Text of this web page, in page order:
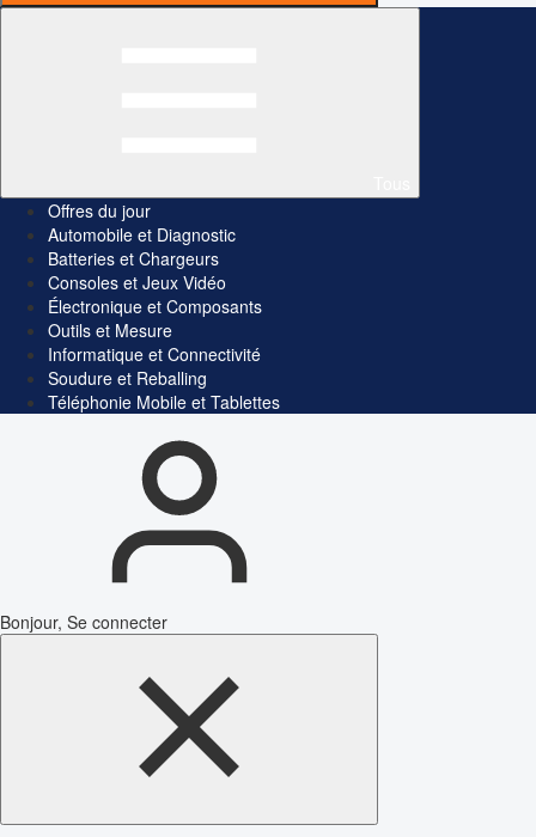
Offres du jour
Automobile et Diagnostic
Batteries et Chargeurs
Consoles et Jeux Vidéo
Électronique et Composants
Outils et Mesure
Informatique et Connectivité
Soudure et Reballing
Téléphonie Mobile et Tablettes
Bonjour, Se connecter